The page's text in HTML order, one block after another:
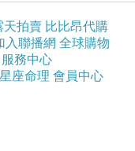
析、植髮過程、
細的說明，還有
髮朋友的植髮心
要擁有的第一本
天拍賣 比比昂代購
入聯播網 全球購物
服務中心
星座命理 會員中心